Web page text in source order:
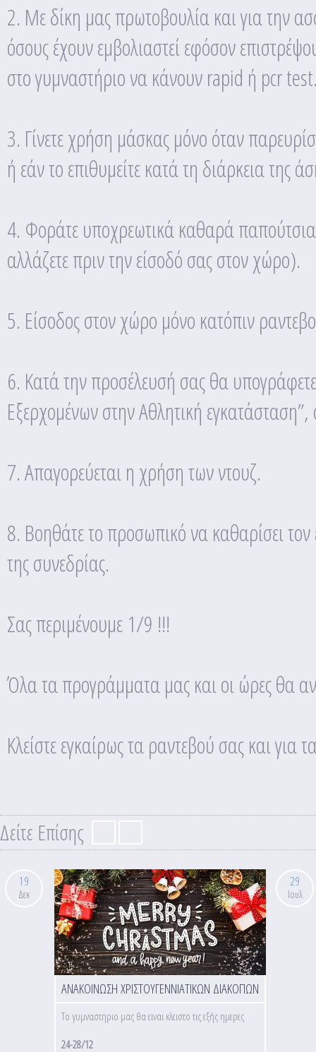
2. Με δίκη μας πρωτοβουλία και για την
όσους έχουν εμβολιαστεί εφόσον
στο γυμναστήριο να κάνουν rapid ή pcr
3. Γίνετε χρήση μάσκας μόνο όταν
ή εάν το επιθυμείτε κατά τη διάρκεια της
4. Φοράτε υποχρεωτικά καθαρά
αλλάζετε πριν την είσοδό σας στον χώρο).
5. Είσοδος στον χώρο μόνο κατόπιν
6. Κατά την προσέλευσή σας θα
Εξερχομένων στην Αθλητική
7. Απαγορεύεται η χρήση των ντουζ.
8. Βοηθάτε το προσωπικό να καθαρίσει
της συνεδρίας.
Σας περιμένουμε 1/9 !!!
Όλα τα προγράμματα μας και οι ώρες θα
Κλείστε εγκαίρως τα ραντεβού σας και
Δείτε Επίσης
19
Δεκ
ΑΝΑΚΟΙΝΩΣΗ ΧΡΙΣΤΟΥΓΕΝΝΙΑΤΙΚΩΝ ΔΙΑΚΟΠΩΝ
Το γυμναστηριο μας θα ειναι κλειστο τις εξής ημερες
24-28/12
29
Ιουλ